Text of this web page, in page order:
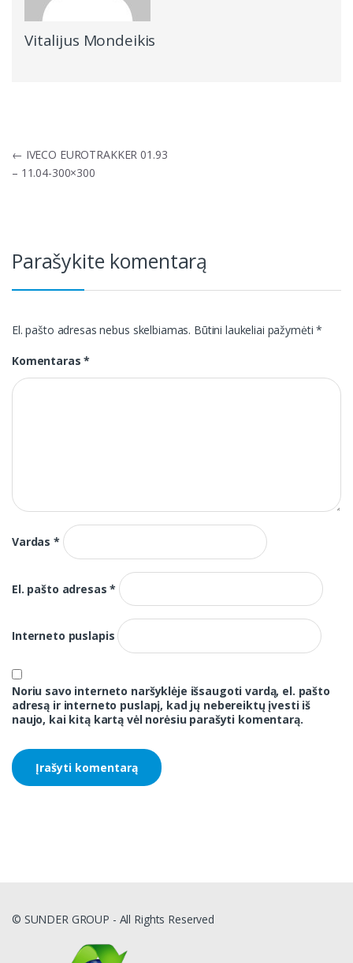
Vitalijus Mondeikis
Navigacija
tarp
įrašų
← IVECO EUROTRAKKER 01.93
– 11.04-300×300
Parašykite komentarą
El. pašto adresas nebus skelbiamas. Būtini laukeliai pažymėti*
Komentaras*
Vardas*
El. pašto adresas*
Interneto puslapis
Noriu savo interneto naršyklėje išsaugoti vardą, el. pašto
adresą ir interneto puslapį, kad jų nebereiktų įvesti iš
naujo, kai kitą kartą vėl norėsiu parašyti komentarą.
© SUNDER GROUP - All Rights Reserved